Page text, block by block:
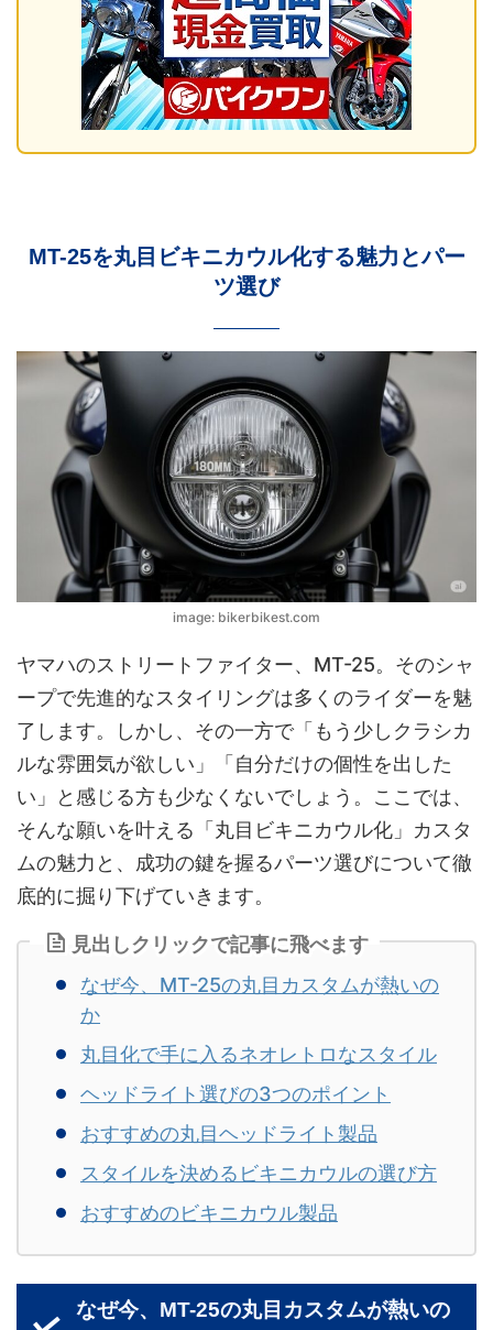
MT-25を丸目ビキニカウル化する魅力とパー
ツ選び
image: bikerbikest.com
ヤマハのストリートファイター、MT-25。そのシャ
ープで先進的なスタイリングは多くのライダーを魅
了します。しかし、その一方で「もう少しクラシカ
ルな雰囲気が欲しい」「自分だけの個性を出した
い」と感じる方も少なくないでしょう。ここでは、
そんな願いを叶える「丸目ビキニカウル化」カスタ
ムの魅力と、成功の鍵を握るパーツ選びについて徹
底的に掘り下げていきます。
見出しクリックで記事に飛べます
なぜ今、MT-25の丸目カスタムが熱いの
か
丸目化で手に入るネオレトロなスタイル
ヘッドライト選びの3つのポイント
おすすめの丸目ヘッドライト製品
スタイルを決めるビキニカウルの選び方
おすすめのビキニカウル製品
なぜ今、MT-25の丸目カスタムが熱いの